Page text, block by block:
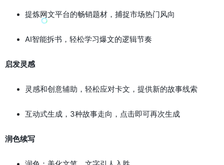
提炼网文平台的畅销题材，捕捉市场热门风向
AI智能拆书，轻松学习爆文的逻辑节奏
启发灵感
灵感和创意辅助，轻松应对卡文，提供新的故事线索
互动式生成，3种故事走向，点击即可再次生成
润色续写